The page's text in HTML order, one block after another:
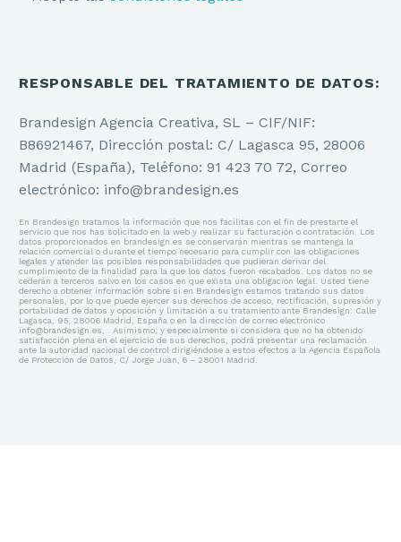
RESPONSABLE DEL TRATAMIENTO DE DATOS:
Brandesign Agencia Creativa, SL – CIF/NIF:
B86921467, Dirección postal: C/ Lagasca 95, 28006
Madrid (España), Teléfono: 91 423 70 72, Correo
electrónico: info@brandesign.es
En Brandesign tratamos la información que nos facilitas con el fin de prestarte el
servicio que nos has solicitado en la web y realizar su facturación o contratación. Los
datos proporcionados en brandesign.es se conservarán mientras se mantenga la
relación comercial o durante el tiempo necesario para cumplir con las obligaciones
legales y atender las posibles responsabilidades que pudieran derivar del
cumplimiento de la finalidad para la que los datos fueron recabados. Los datos no se
cederán a terceros salvo en los casos en que exista una obligación legal. Usted tiene
derecho a obtener información sobre si en Brandesign estamos tratando sus datos
personales, por lo que puede ejercer sus derechos de acceso, rectificación, supresión y
portabilidad de datos y oposición y limitación a su tratamiento ante Brandesign: Calle
Lagasca, 95, 28006 Madrid, España o en la dirección de correo electrónico
info@brandesign.es, . Asimismo, y especialmente si considera que no ha obtenido
satisfacción plena en el ejercicio de sus derechos, podrá presentar una reclamación
ante la autoridad nacional de control dirigiéndose a estos efectos a la Agencia Española
de Protección de Datos, C/ Jorge Juan, 6 – 28001 Madrid.